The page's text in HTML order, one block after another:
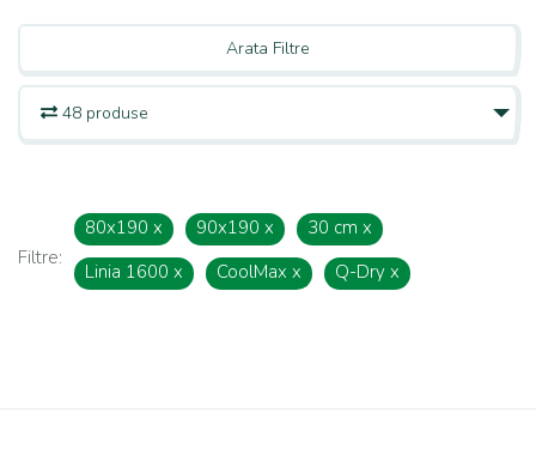
Arata Filtre
48 produse
Filtre:
80x190 x 90x190 x 30 cm x
Linia 1600 x CoolMax x Q-Dry x